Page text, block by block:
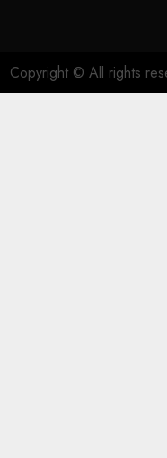
Copyright © All rights